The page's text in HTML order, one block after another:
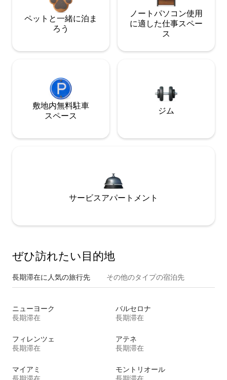
ペットと一緒に泊ま
ろう
ノートパソコン使用
に適した仕事スペー
ス
敷地内無料駐⁠車
ス⁠ペ⁠ー⁠ス
ジム
サービスアパートメント
ぜひ訪⁠れ⁠た⁠い目⁠的⁠地
長期滞在に人気の旅行先 その他のタ⁠イ⁠プ⁠の宿⁠泊⁠先
ニューヨーク
長期滞在
バルセロナ
長期滞在
フィレンツェ
長期滞在
アテネ
長期滞在
マイアミ
モントリオール